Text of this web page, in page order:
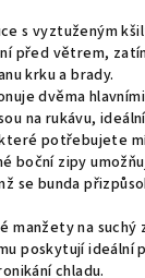
s vyztuženým
před větrem,
krku a brady.
dvěma
na rukávu,
potřebujete
boční zipy
se bunda
manžety na suchý
poskytují ideální
chladu.